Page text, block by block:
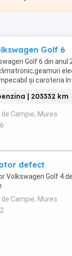
Golf 6
Golf 6 din
și caroteria
| 203332 km
de Campie, Mures
defect
Volkswagen Golf 4
de Campie, Mures